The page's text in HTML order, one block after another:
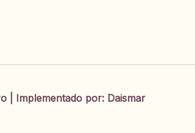
| Implementado por: Daismar